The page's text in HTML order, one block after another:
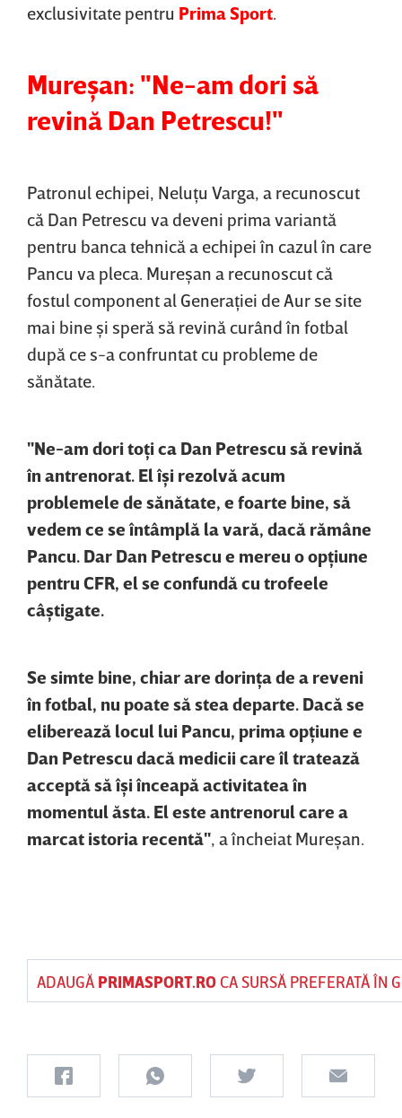
exclusivitate pentru Prima Sport
Mureşan: "Ne-am dori să
revină Dan Petrescu!"
Patronul echipei, Neluţu Varga, a recunoscut
că Dan Petrescu va deveni prima variantă
pentru banca tehnică a echipei în cazul în care
Pancu va pleca. Mureşan a recunoscut că
fostul component al Generaţiei de Aur se site
mai bine şi speră să revină curând în fotbal
după ce s-a confruntat cu probleme de
sănătate.
"Ne-am dori toţi ca Dan Petrescu să revină
în antrenorat. El îşi rezolvă acum
problemele de sănătate, e foarte bine, să
vedem ce se întâmplă la vară, dacă rămâne
Pancu. Dar Dan Petrescu e mereu o opţiune
pentru CFR, el se confundă cu trofeele
câştigate.
Se simte bine, chiar are dorinţa de a reveni
în fotbal, nu poate să stea departe. Dacă se
eliberează locul lui Pancu, prima opţiune e
Dan Petrescu dacă medicii care îl tratează
acceptă să îşi înceapă activitatea în
momentul ăsta. El este antrenorul care a
marcat istoria recentă" , a încheiat Mureşan.
ADAUGĂ PRIMASPORT.ROCA SURSĂ PREFERATĂ ÎN